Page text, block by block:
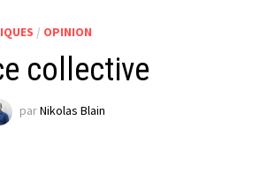
/ OPINION
collective
parNikolas Blain